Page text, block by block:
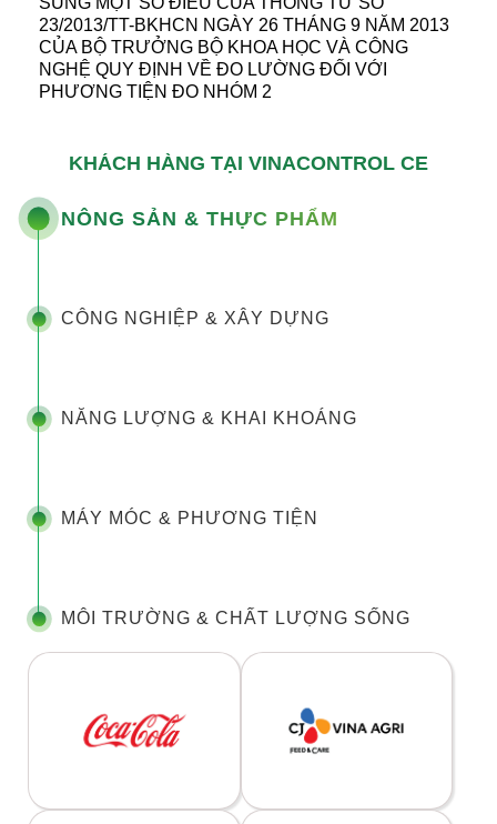
23/2013/TT-BKHCN NGÀY 26 THÁNG 9 NĂM 2013
CỦA BỘ TRƯỞNG BỘ KHOA HỌC VÀ CÔNG
NGHỆ QUY ĐỊNH VỀ ĐO LƯỜNG ĐỐI VỚI
PHƯƠNG TIỆN ĐO NHÓM 2
KHÁCH HÀNG TẠI VINACONTROL CE
NÔNG SẢN & THỰC PHẨM
CÔNG NGHIỆP & XÂY DỰNG
NĂNG LƯỢNG & KHAI KHOÁNG
MÁY MÓC & PHƯƠNG TIỆN
MÔI TRƯỜNG & CHẤT LƯỢNG SỐNG